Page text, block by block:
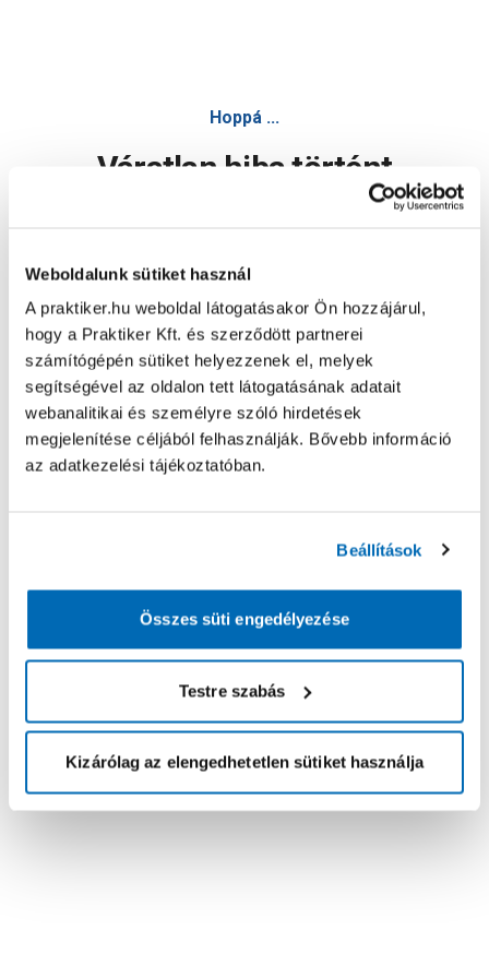
Weboldalunk sütiket használ
A praktiker.hu weboldal látogatásakor Ön hozzájárul,
hogy a Praktiker Kft. és szerződött partnerei
számítógépén sütiket helyezzenek el, melyek
segítségével az oldalon tett látogatásának adatait
webanalitikai és személyre szóló hirdetések
megjelenítése céljából felhasználják. Bővebb információ
az adatkezelési tájékoztatóban.
Beállítások
Összes süti engedélyezése
Testre szabás
Kizárólag az elengedhetetlen sütiket használja
Hoppá ...
Váratlan hiba történt
Oldal újratöltése